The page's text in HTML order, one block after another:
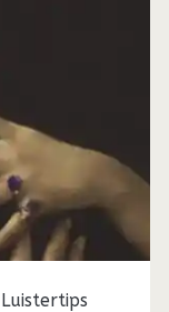
Luistertips